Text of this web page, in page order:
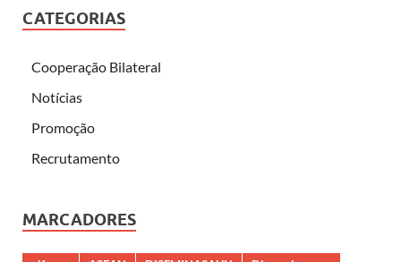
CATEGORIAS
Cooperação Bilateral
Notícias
Promoção
Recrutamento
MARCADORES